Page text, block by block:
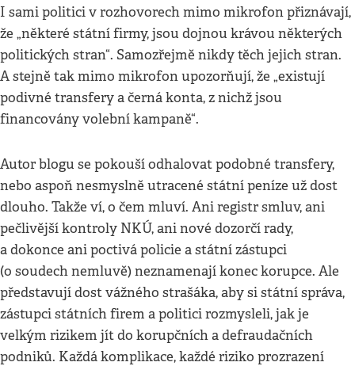
I sami politici v rozhovorech mimo mikrofon přiznávají,
že „některé státní firmy, jsou dojnou krávou některých
politických stran“. Samozřejmě nikdy těch jejich stran.
A stejně tak mimo mikrofon upozorňují, že „existují
podivné transfery a černá konta, z nichž jsou
financovány volební kampaně“.
Autor blogu se pokouší odhalovat podobné transfery,
nebo aspoň nesmyslně utracené státní peníze už dost
dlouho. Takže ví, o čem mluví. Ani registr smluv, ani
pečlivější kontroly NKÚ, ani nové dozorčí rady,
a dokonce ani poctivá policie a státní zástupci
(o soudech nemluvě) neznamenají konec korupce. Ale
představují dost vážného strašáka, aby si státní správa,
zástupci státních firem a politici rozmysleli, jak je
velkým rizikem jít do korupčních a defraudačních
podniků. Každá komplikace, každé riziko prozrazení